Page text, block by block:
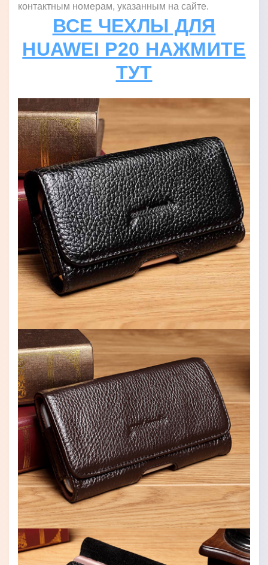
контактным номерам, указанным на сайте.
ВСЕ ЧЕХЛЫ ДЛЯ
HUAWEI P20 НАЖМИТЕ
ТУТ